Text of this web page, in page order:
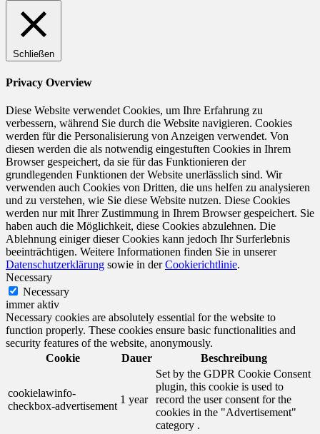
Schließen
Privacy Overview
Diese Website verwendet Cookies, um Ihre Erfahrung zu
verbessern, während Sie durch die Website navigieren. Cookies
werden für die Personalisierung von Anzeigen verwendet. Von
diesen werden die als notwendig eingestuften Cookies in Ihrem
Browser gespeichert, da sie für das Funktionieren der
grundlegenden Funktionen der Website unerlässlich sind. Wir
verwenden auch Cookies von Dritten, die uns helfen zu analysieren
und zu verstehen, wie Sie diese Website nutzen. Diese Cookies
werden nur mit Ihrer Zustimmung in Ihrem Browser gespeichert. Sie
haben auch die Möglichkeit, diese Cookies abzulehnen. Die
Ablehnung einiger dieser Cookies kann jedoch Ihr Surferlebnis
beeinträchtigen. Weitere Informationen finden Sie in unserer
Datenschutzerklärung sowie in derCookierichtlinie.
Necessary
Necessary
immer aktiv
Necessary cookies are absolutely essential for the website to
function properly. These cookies ensure basic functionalities and
security features of the website, anonymously.
Cookie
Dauer Beschreibung
cookielawinfo-
checkbox-advertisement
1 year
Set by the GDPR Cookie Consent
plugin, this cookie is used to
record the user consent for the
cookies in the "Advertisement"
category .